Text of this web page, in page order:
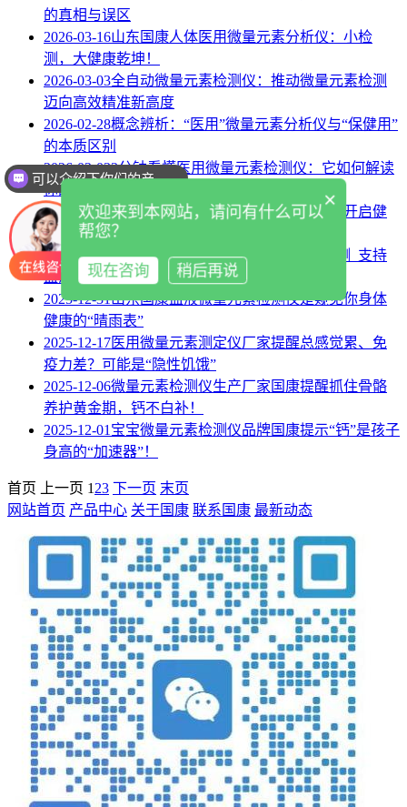
的真相与误区
2026-03-16山东国康人体医用微量元素分析仪：小检
测，大健康乾坤！
2026-03-03全自动微量元素检测仪：推动微量元素检测
迈向高效精准新高度
2026-02-28概念辨析：“医用”微量元素分析仪与“保健用”
的本质区别
2026-02-033分钟看懂医用微量元素检测仪：它如何解读
你的健康密码？
2026-01-22全自动微量元素测定仪：精准检测，开启健
康监测新维度
2026-01-10医用微量元素检测仪_多元素同步检测_支持
血液/尿液/毛发样本分析
2025-12-31山东国康血液微量元素检测仪是窥见你身体
健康的“晴雨表”
2025-12-17医用微量元素测定仪厂家提醒总感觉累、免
疫力差？可能是“隐性饥饿”
2025-12-06微量元素检测仪生产厂家国康提醒抓住骨骼
养护黄金期，钙不白补！
2025-12-01 宝宝微量元素检测仪品牌国康提示“钙”是孩子
身高的“加速器”！
首页 上一页 1 23 下一页 末页
网站首页 产品中心 关于国康 联系国康 最新动态
可以介绍下你们的产品么
×
欢迎来到本网站，请问有什么可以
帮您？
现在咨询 稍后再说